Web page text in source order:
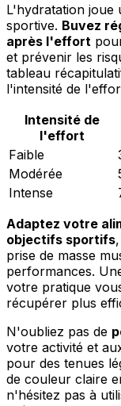
L'hydratation joue
sportive. Buvez
après l'effort
et prévenir les
tableau
l'intensité de
Intensité de
l'effort
Faible
Modérée
Intense
Adaptez votre
objectifs sportifs
prise de masse
performances.
votre pratique
récupérer plus
N'oubliez pas de
votre activité et
pour des tenues
de couleur claire
n'hésitez pas à